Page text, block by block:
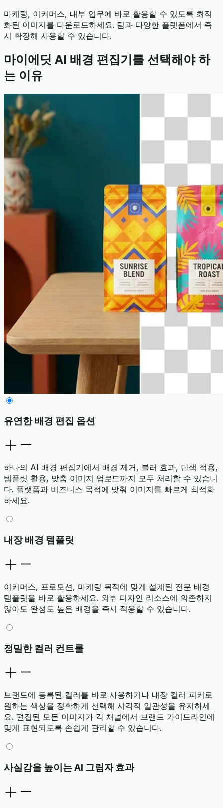
마케팅, 이커머스, 내부 업무에 바로 활용할 수 있도록 최적
화된 이미지를 다운로드하세요. 팀과 다양한 플랫폼에서 즉
시 확장해 사용할 수 있습니다.
마이에딧 AI 배경 편집기를 선택해야 하
는 이유
유연한 배경 편집 옵션
하나의 AI 배경 편집기에서 배경 제거, 블러 효과, 단색 적용,
템플릿 활용, 맞춤 이미지 업로드까지 모두 처리할 수 있습니
다. 플랫폼과 비즈니스 목적에 맞춰 이미지를 빠르게 최적화
하세요.
내장 배경 템플릿
이커머스, 프로모션, 마케팅 목적에 맞게 설계된 전문 배경
템플릿을 바로 활용하세요. 외부 디자인 리소스에 의존하지
않아도 완성도 높은 배경을 즉시 적용할 수 있습니다.
정밀한 컬러 컨트롤
브랜드에 등록된 컬러를 바로 사용하거나 내장 컬러 피커로
원하는 색상을 정확하게 선택해 시각적 일관성을 유지하세
요. 편집된 모든 이미지가 각 채널에서 브랜드 가이드라인에
맞게 표현되도록 손쉽게 관리할 수 있습니다.
사실감을 높이는 AI 그림자 효과